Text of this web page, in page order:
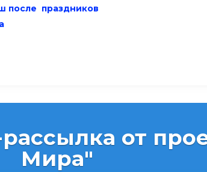
после праздников
от
Мира"